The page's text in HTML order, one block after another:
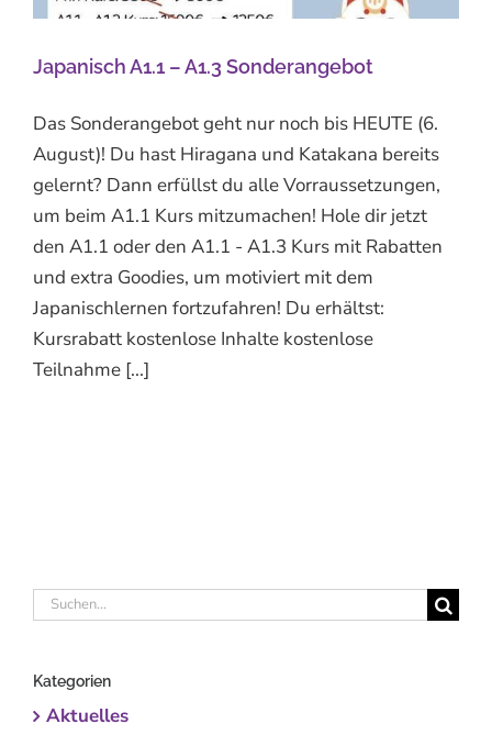
Japanisch A1.1 – A1.3 Sonderangebot
Das Sonderangebot geht nur noch bis HEUTE (6.
August)! Du hast Hiragana und Katakana bereits
gelernt? Dann erfüllst du alle Vorraussetzungen,
um beim A1.1 Kurs mitzumachen! Hole dir jetzt
den A1.1 oder den A1.1 - A1.3 Kurs mit Rabatten
und extra Goodies, um motiviert mit dem
Japanischlernen fortzufahren! Du erhältst:
Kursrabatt kostenlose Inhalte kostenlose
Teilnahme [...]
Suche
Kategorien
Aktuelles